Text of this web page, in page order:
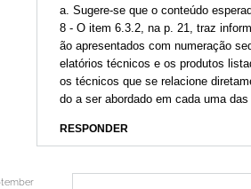
a. Sugere-se que o conteúdo
8 - O item 6.3.2, na p. 21, traz
ão apresentados com numeração
elatórios técnicos e os produtos
os técnicos que se relacione
do a ser abordado em cada uma das
RESPONDER